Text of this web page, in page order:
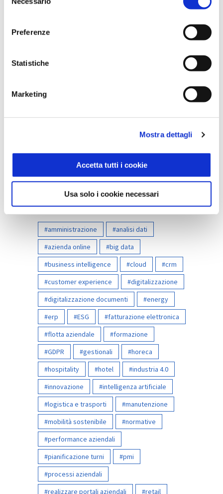
del
Preferenze
Statistiche
Marketing
Mostra dettagli
Accetta tutti i cookie
Usa solo i cookie necessari
Gestione Documentale
Sicurezza sul Lavoro
Tag
amministrazione
analisi dati
azienda online
big data
business intelligence
cloud
crm
customer experience
digitalizzazione
digitalizzazione documenti
energy
erp
ESG
fatturazione elettronica
flotta aziendale
formazione
GDPR
gestionali
horeca
hospitality
hotel
industria 4.0
innovazione
intelligenza artificiale
logistica e trasporti
manutenzione
mobilità sostenibile
normative
performance aziendali
pianificazione turni
pmi
processi aziendali
realizzare portali aziendali
retail